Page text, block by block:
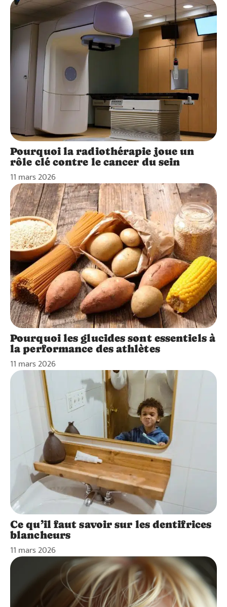
Pourquoi la radiothérapie joue un
rôle clé contre le cancer du sein
11 mars 2026
Pourquoi les glucides sont essentiels à
la performance des athlètes
11 mars 2026
Ce qu’il faut savoir sur les dentifrices
blancheurs
11 mars 2026